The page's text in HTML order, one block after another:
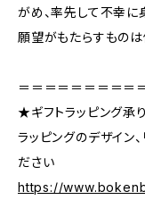
がめ、率先して不幸
願望がもたらすもの
＝＝＝＝＝＝＝＝＝
★ギフトラッピング承
ラッピングのデザイン
ださい
https://